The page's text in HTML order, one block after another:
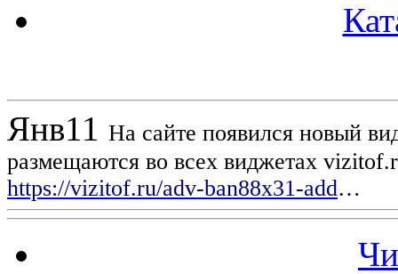
Янв11 На сайте появился новый
размещаются во всех виджетах
https://vizitof.ru/adv-ban88x31-add…